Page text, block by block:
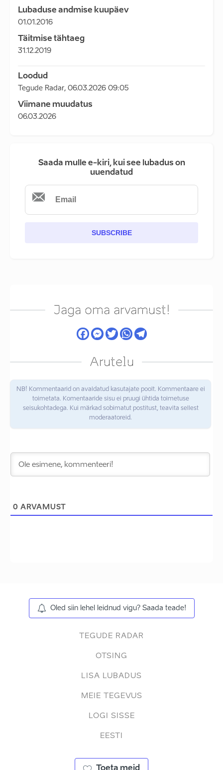
Lubaduse andmise kuupäev
01.01.2016
Täitmise tähtaeg
31.12.2019
Loodud
Tegude Radar, 06.03.2026 09:05
Viimane muudatus
06.03.2026
Saada mulle e-kiri, kui see lubadus on
uuendatud
SUBSCRIBE
Jaga oma arvamust!
Arutelu
NB! Kommentaarid on avaldatud kasutajate poolt. Kommentaare ei
toimetata. Komentaaride sisu ei pruugi ühtida toimetuse
seisukohtadega. Kui märkad sobimatut postitust, teavita sellest
moderaatoreid.
0 ARVAMUST
Oled siin lehel leidnud vigu? Saada teade!
TEGUDE RADAR
OTSING
LISA LUBADUS
MEIE TEGEVUS
LOGI SISSE
EESTI